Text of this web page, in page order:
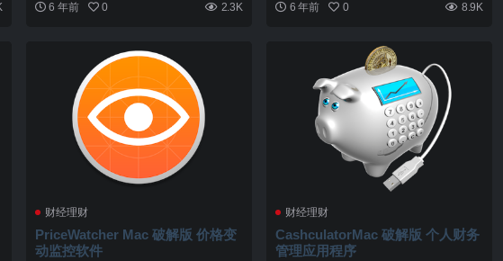
6 年前 0 2.3K 6 年前 0 8.9K
财经理财
PriceWatcher Mac 破解版 价格变
动监控软件
财经理财
CashculatorMac 破解版 个人财务
管理应用程序